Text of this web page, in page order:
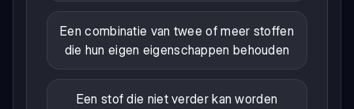
Een combinatie van twee of meer stoffen
die hun eigen eigenschappen behouden
Een stof die niet verder kan worden